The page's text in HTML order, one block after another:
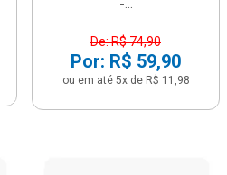
-...
De: R$ 74,90
Por: R$ 59,90
ou em até 5x de R$ 11,98